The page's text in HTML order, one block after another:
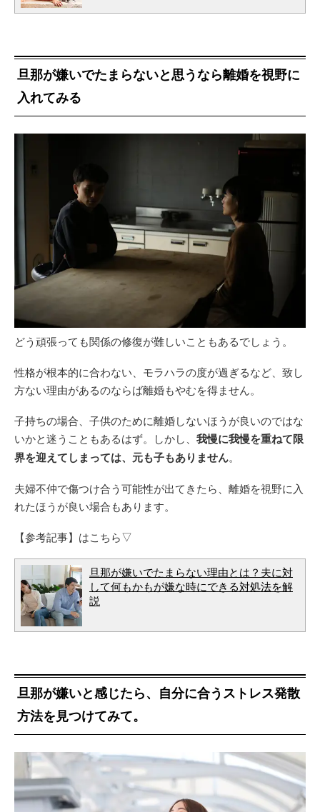
旦那が嫌いでたまらないと思うなら離婚を視野に
入れてみる
どう頑張っても関係の修復が難しいこともあるでしょう。
性格が根本的に合わない、モラハラの度が過ぎるなど、致し
方ない理由があるのならば離婚もやむを得ません。
子持ちの場合、子供のために離婚しないほうが良いのではな
いかと迷うこともあるはず。しかし、 我慢に我慢を重ねて限
界を迎えてしまっては、元も子もありません。
夫婦不仲で傷つけ合う可能性が出てきたら、離婚を視野に入
れたほうが良い場合もあります。
【参考記事】はこちら▽
旦那が嫌いでたまらない理由とは？夫に対
して何もかもが嫌な時にできる対処法を解
説
旦那が嫌いと感じたら、自分に合うストレス発散
方法を見つけてみて。